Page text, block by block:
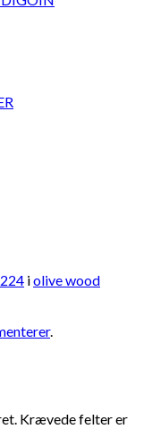
iolive wood
.
Krævede felter er